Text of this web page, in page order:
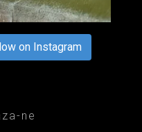
on Instagram
ne